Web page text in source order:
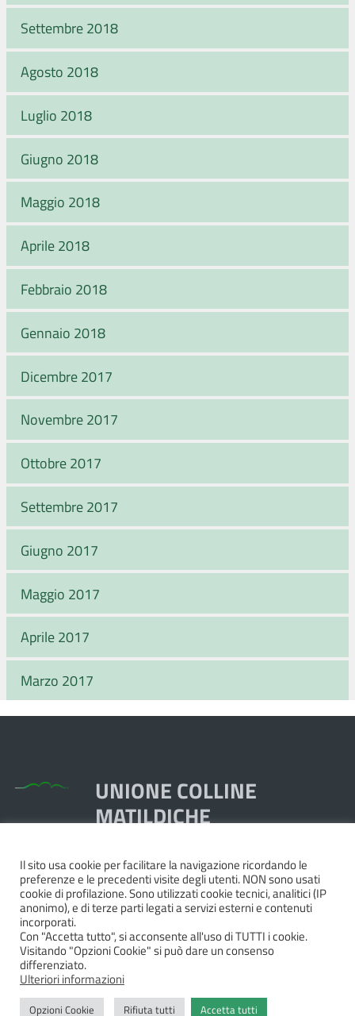
Settembre 2018
Agosto 2018
Luglio 2018
Giugno 2018
Maggio 2018
Aprile 2018
Febbraio 2018
Gennaio 2018
Dicembre 2017
Novembre 2017
Ottobre 2017
Settembre 2017
Giugno 2017
Maggio 2017
Aprile 2017
Marzo 2017
UNIONE COLLINE
MATILDICHE
Piazza Dante, 1,
42020 Quattro Castella RE
Tel. 0522.249211 - Fax 0522.249298
Pec:unione@pec.collinematildiche.it
P.IVA/cod.fisc. 02358290357
Il sito usa cookie per facilitare la navigazione ricordando le
preferenze e le precedenti visite degli utenti. NON sono usati
cookie di profilazione. Sono utilizzati cookie tecnici, analitici (IP
anonimo), e di terze parti legati a servizi esterni e contenuti
incorporati.
Con "Accetta tutto", si acconsente all'uso di TUTTI i cookie.
Visitando "Opzioni Cookie" si può dare un consenso
differenziato.
Ulteriori informazioni
Opzioni Cookie Rifiuta tutti Accetta tutti